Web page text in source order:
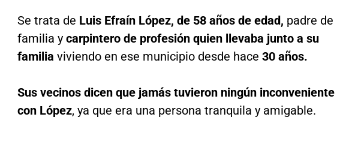
Se trata de Luis Efraín López, de 58 años de edad, padre de
familia ycarpintero de profesión quien llevaba junto a su
familia viviendo en ese municipio desde hace 30 años.
Sus vecinos dicen que jamás tuvieron ningún inconveniente
con López, ya que era una persona tranquila y amigable.